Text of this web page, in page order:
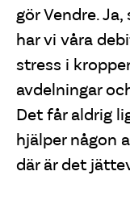
gör Vendre.
har vi våra
stress i
avdelningar
Det får aldrig
hjälper någon
där är det